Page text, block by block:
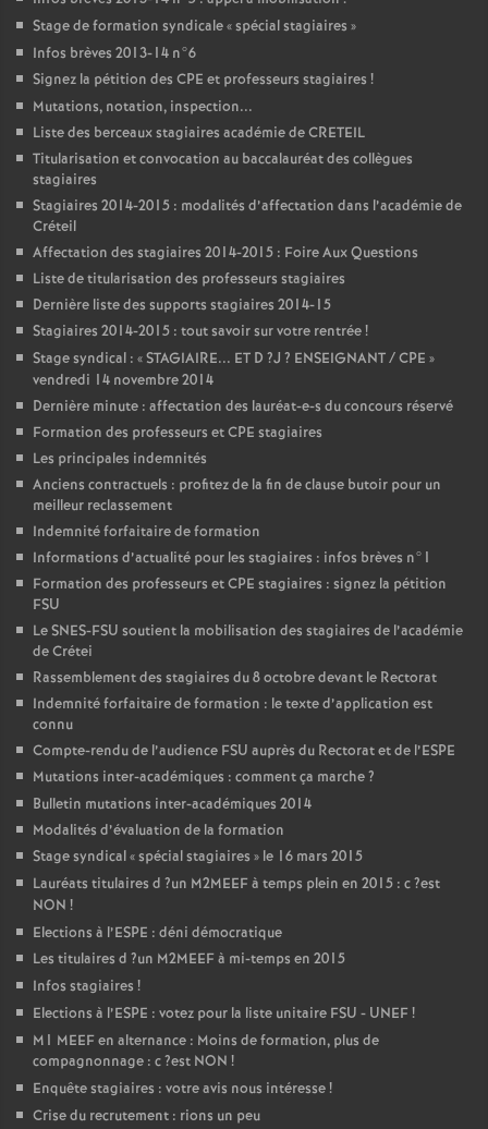
Stage de formation syndicale «spécial stagiaires »
Infos brèves 2013-14 n°6
Signez la pétition des CPE et professeurs stagiaires !
Mutations, notation, inspection...
Liste des berceaux stagiaires académie deCRETEIL
Titularisation et convocation au baccalauréat des collègues
stagiaires
Stagiaires 2014-2015 : modalités d’affectation dans l’académie de
Créteil
Affectation des stagiaires 2014-2015 : Foire Aux Questions
Liste de titularisation des professeurs stagiaires
Dernière liste des supports stagiaires 2014-15
Stagiaires 2014-2015 : tout savoir sur votre rentrée!
Stage syndical : «STAGIAIRE... ET D ?J ? ENSEIGNANT/CPE »
vendredi 14 novembre 2014
Dernière minute : affectation des lauréat-e-s du concours réservé
Formation des professeurs etCPE stagiaires
Les principales indemnités
Anciens contractuels : profitez de la fin de clause butoir pour un
meilleur reclassement
Indemnité forfaitaire de formation
Informations d’actualité pour les stagiaires : infos brèves n°1
Formation des professeurs etCPE stagiaires : signez la pétition
FSU
LeSNES-FSU soutient la mobilisation des stagiaires de l’académie
de Crétei
Rassemblement des stagiaires du 8 octobre devant le Rectorat
Indemnité forfaitaire de formation : le texte d’application est
connu
Compte-rendu de l’audience FSU auprès du Rectorat et de l’ESPE
Mutations inter-académiques : comment ça marche?
Bulletin mutations inter-académiques 2014
Modalités d’évaluation de la formation
Stage syndical «spécial stagiaires » le 16 mars 2015
Lauréats titulaires d ?un M2MEEFà temps plein en 2015 : c?est
NON !
Elections à l’ESPE : déni démocratique
Les titulaires d ?un M2MEEFà mi-temps en 2015
Infos stagiaires !
Elections à l’ESPE : votez pour la liste unitaire FSU - UNEF!
M1 MEEFen alternance : Moins de formation, plus de
compagnonnage : c?est NON !
Enquête stagiaires : votre avis nous intéresse!
Crise du recrutement : rions un peu